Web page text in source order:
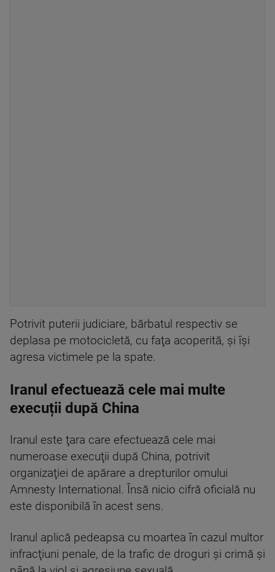
Potrivit puterii judiciare, bărbatul respectiv se
deplasa pe motocicletă, cu faţa acoperită, şi îşi
agresa victimele pe la spate.
Iranul efectuează cele mai multe
execuții după China
Iranul este ţara care efectuează cele mai
numeroase execuţii după China, potrivit
organizaţiei de apărare a drepturilor omului
Amnesty International. Însă nicio cifră oficială nu
este disponibilă în acest sens.
Iranul aplică pedeapsa cu moartea în cazul multor
infracţiuni penale, de la trafic de droguri şi crimă şi